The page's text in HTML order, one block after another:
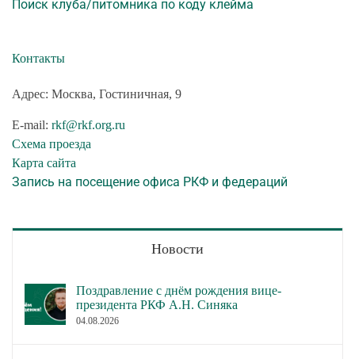
Поиск клуба/питомника по коду клейма
Контакты
Адрес: Москва, Гостиничная, 9
E-mail: rkf@rkf.org.ru
Схема проезда
Карта сайта
Запись на посещение офиса РКФ и федераций
Новости
Поздравление с днём рождения вице-
президента РКФ А.Н. Синяка
04.08.2026